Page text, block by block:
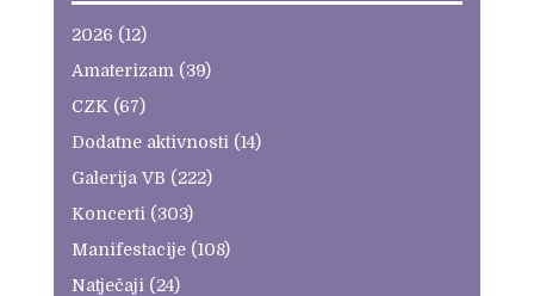
2026 (12)
Amaterizam (39)
CZK (67)
Dodatne aktivnosti (14)
Galerija VB (222)
Koncerti (303)
Manifestacije(108)
Natječaji (24)